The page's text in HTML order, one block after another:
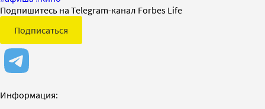
Подпишитесь на Telegram-канал Forbes Life
Подписаться
Информация: